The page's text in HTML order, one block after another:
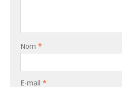
Nom *
E-mail *